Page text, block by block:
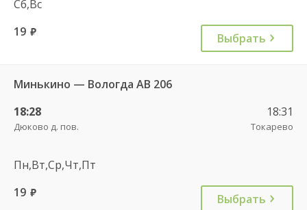
Сб,Вс
19 руб. Выбрать
Минькино — Вологда АВ 206
18:28
Дюково д. пов.
18:31
Токарево
Пн,Вт,Ср,Чт,Пт
19 руб. Выбрать